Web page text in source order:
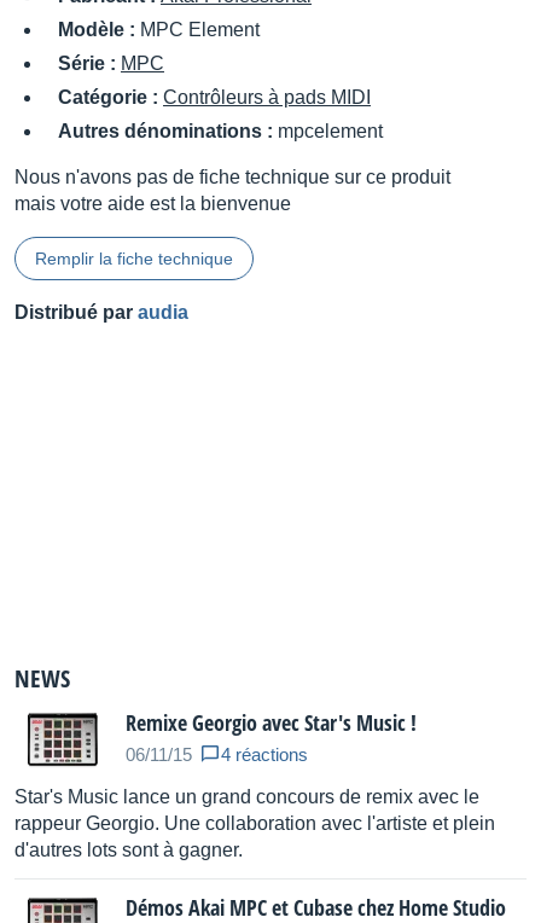
Modèle : MPC Element
Série : MPC
Catégorie : Contrôleurs à pads MIDI
Autres dénominations : mpcelement
Nous n'avons pas de fiche technique sur ce produit
mais votre aide est la bienvenue
Remplir la fiche technique
Distribué par audia
NEWS
Remixe Georgio avec Star's Music !
06/11/15 4 réactions
Star's Music lance un grand concours de remix avec le
rappeur Georgio. Une collaboration avec l'artiste et plein
d'autres lots sont à gagner.
Démos Akai MPC et Cubase chez Home Studio